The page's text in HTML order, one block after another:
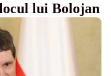
lui Bolojan